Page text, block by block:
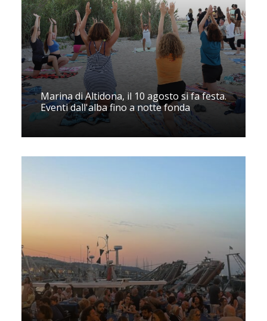
Marina di Altidona, il 10 agosto si fa festa.
Eventi dall'alba fino a notte fonda